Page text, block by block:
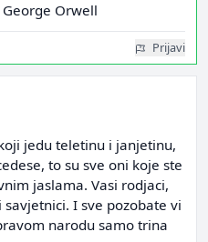
Orwell
Prijavi
jedu teletinu i janjetinu,
to su sve oni koje ste
jaslama. Vasi rodjaci,
I sve pozobate vi
narodu samo trina